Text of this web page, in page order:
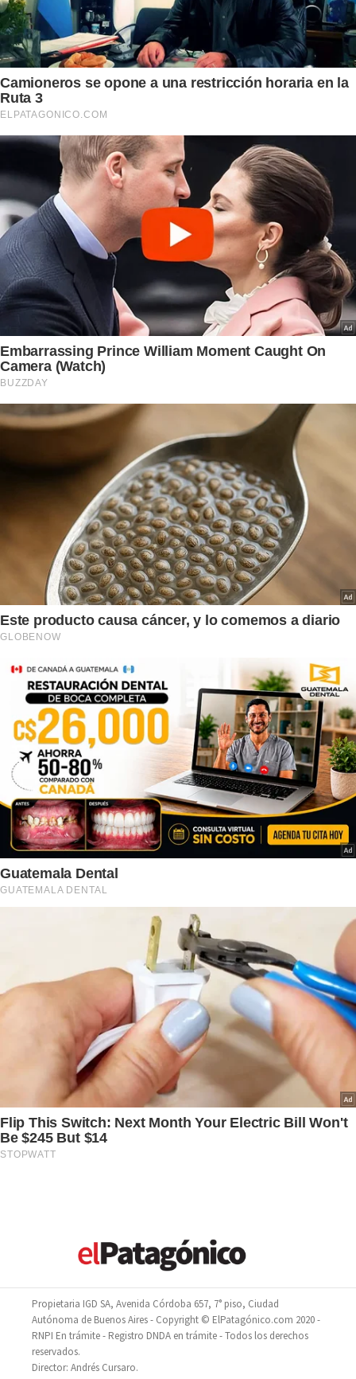
Propietaria IGD SA, Avenida Córdoba 657, 7° piso, Ciudad
Autónoma de Buenos Aires - Copyright © ElPatagónico.com 2020 -
RNPI En trámite - Registro DNDA en trámite - Todos los derechos
reservados.
Director: Andrés Cursaro.